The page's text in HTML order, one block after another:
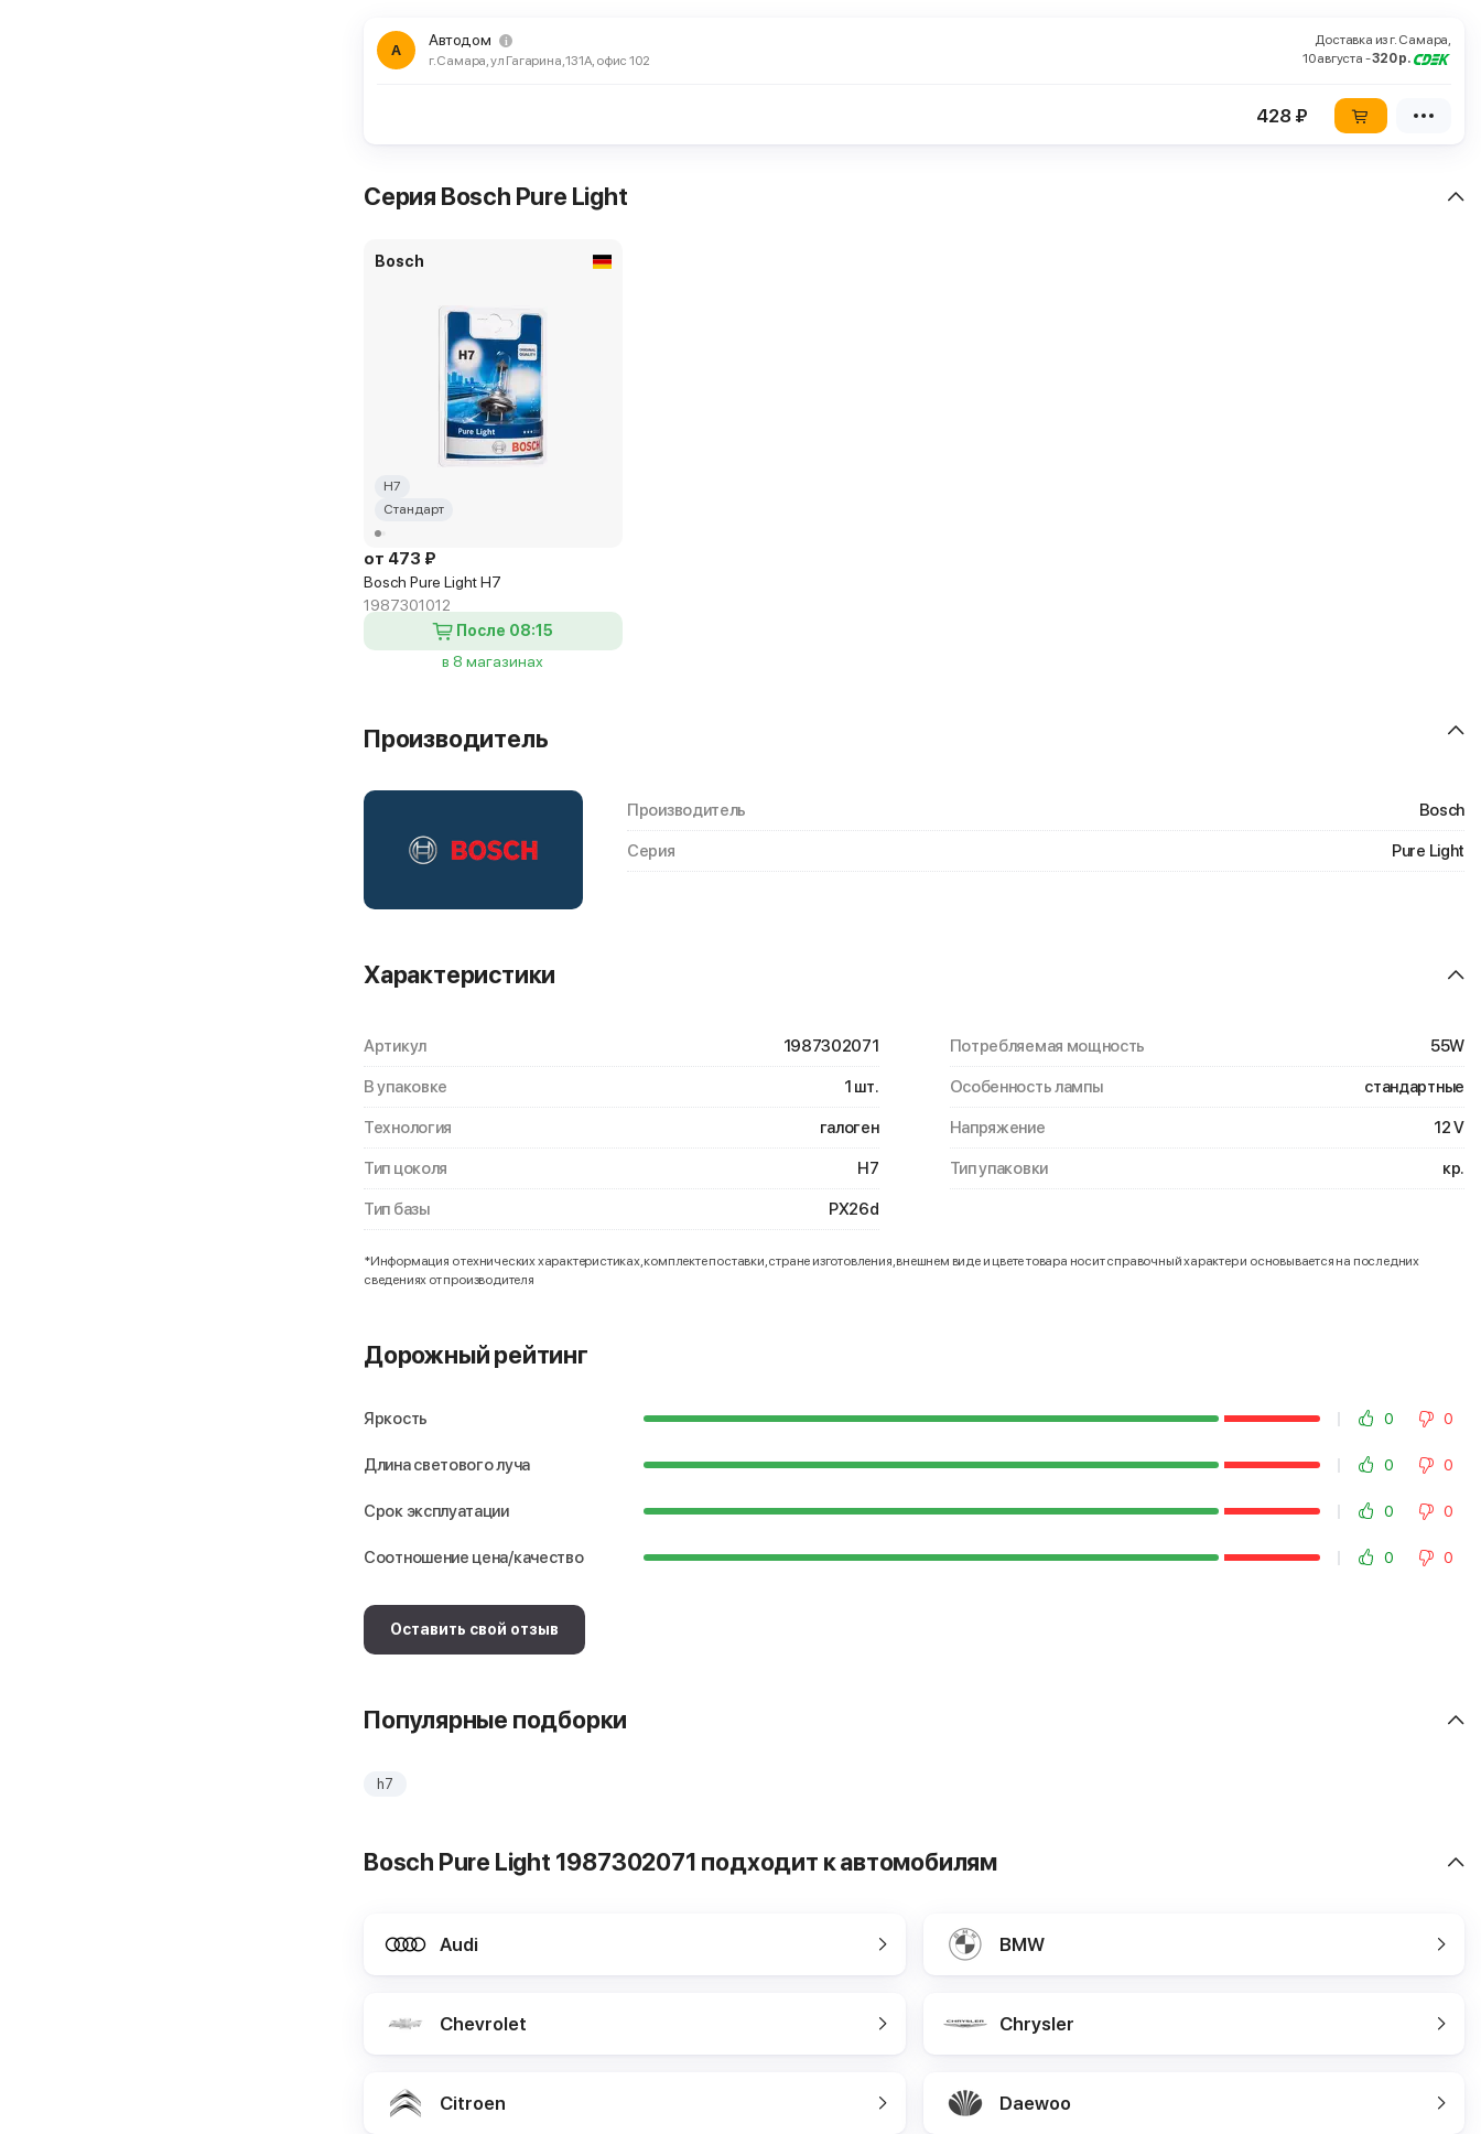
А
Автодом
г. Самара, ул Гагарина, 131А, офис 102
Доставка из г. Самара,
10 августа -320 р.
428 ₽
Серия Bosch Pure Light
Bosch
H7
Стандарт
от 473 ₽
Bosch Pure Light H7
1987301012
После 08:15
в 8 магазинах
Производитель
Производитель Bosch
Серия Pure Light
Характеристики
Артикул 1987302071
В упаковке 1 шт.
Технология галоген
Тип цоколя H7
Тип базы PX26d
Потребляемая мощность 55W
Особенность лампы стандартные
Напряжение 12 V
Тип упаковки кр.
*Информация о технических характеристиках, комплекте поставки, стране изготовления, внешнем виде и цвете товара носит справочный характер и основывается на последних
сведениях от производителя
Дорожный рейтинг
Яркость 0 0
Длина светового луча 0 0
Срок эксплуатации 0 0
Соотношение цена/качество 0 0
Оставить свой отзыв
Популярные подборки
h7
Bosch Pure Light 1987302071 подходит к автомобилям
Audi BMW
Chevrolet Chrysler
Citroen Daewoo